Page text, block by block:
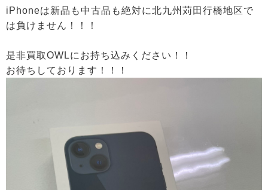
iPhoneは新品も中古品も絶対に北九州苅田行橋地区で
は負けません！！！
是非買取OWLにお持ち込みください！！
お待ちしております！！！